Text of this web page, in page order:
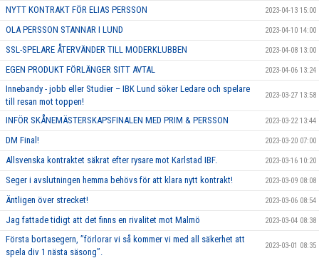
NYTT KONTRAKT FÖR ELIAS PERSSON 2023-04-13 15:00
OLA PERSSON STANNAR I LUND 2023-04-10 14:00
SSL-SPELARE ÅTERVÄNDER TILL MODERKLUBBEN 2023-04-08 13:00
EGEN PRODUKT FÖRLÄNGER SITT AVTAL 2023-04-06 13:24
Innebandy - jobb eller Studier – IBK Lund söker Ledare och spelare
till resan mot toppen!
2023-03-27 13:58
INFÖR SKÅNEMÄSTERSKAPSFINALEN MED PRIM & PERSSON 2023-03-22 13:44
DM Final! 2023-03-20 07:00
Allsvenska kontraktet säkrat efter rysare mot Karlstad IBF. 2023-03-16 10:20
Seger i avslutningen hemma behövs för att klara nytt kontrakt! 2023-03-09 08:08
Äntligen över strecket! 2023-03-06 08:54
Jag fattade tidigt att det finns en rivalitet mot Malmö 2023-03-04 08:38
Första bortasegern, ’’förlorar vi så kommer vi med all säkerhet att
spela div 1 nästa säsong’’.
2023-03-01 08:35